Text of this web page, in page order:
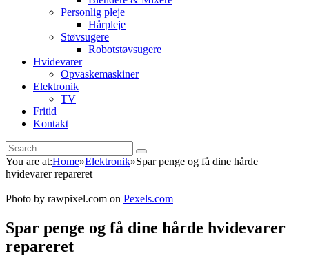
Personlig pleje
Hårpleje
Støvsugere
Robotstøvsugere
Hvidevarer
Opvaskemaskiner
Elektronik
TV
Fritid
Kontakt
You are at:Home»Elektronik»Spar penge og få dine hårde
hvidevarer repareret
Photo by rawpixel.com on Pexels.com
Spar penge og få dine hårde hvidevarer
repareret